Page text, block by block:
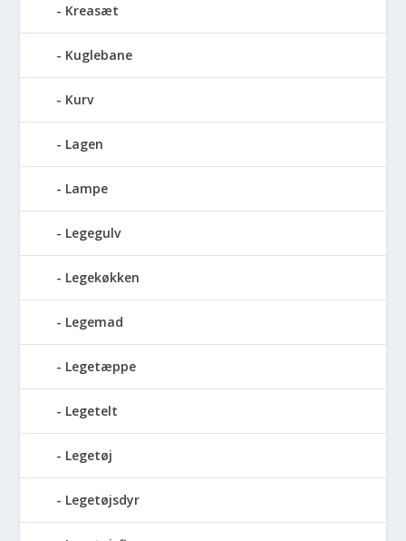
Kreasæt
Kuglebane
Kurv
Lagen
Lampe
Legegulv
Legekøkken
Legemad
Legetæppe
Legetelt
Legetøj
Legetøjsdyr